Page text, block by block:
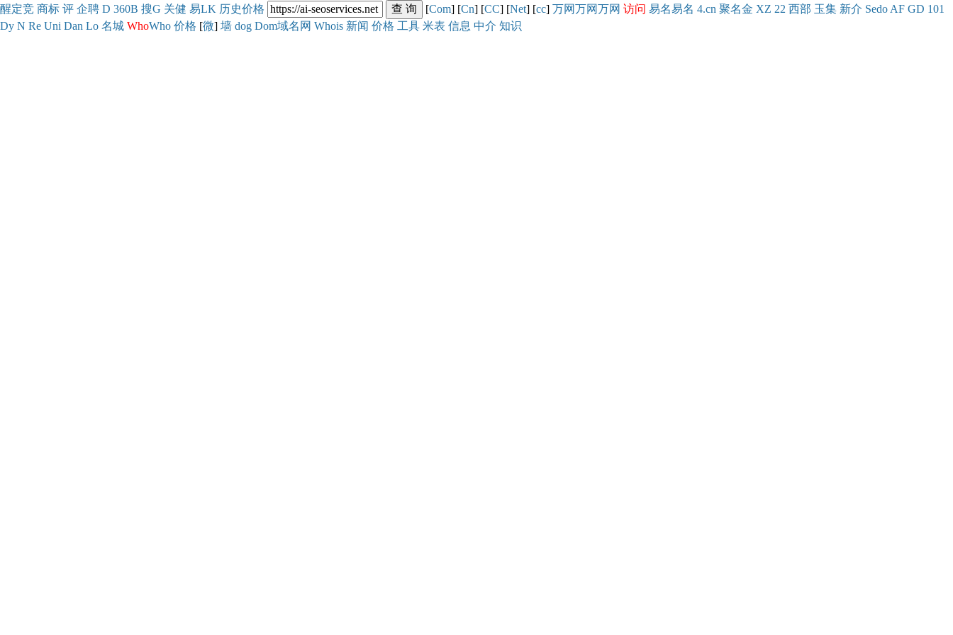
醒定竞 商标 评 企聘 D 360B 搜G 关健 易LK 历史价格 [Com] [Cn] [CC] [Net] [cc] 万网万网万网 访问 易名易名 4.cn 聚名金 XZ 22 西部 玉集 新介 Sedo AF GD 101
Dy N Re Uni Dan Lo 名城 WhoWho 价格 [微] 墙 dog Dom域名网 Whois 新闻 价格 工具 米表 信息 中介 知识